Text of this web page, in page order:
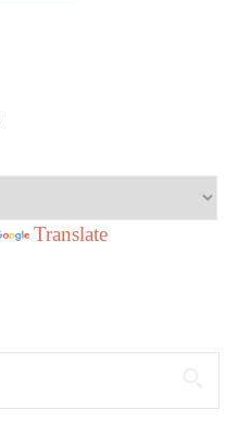
Translate